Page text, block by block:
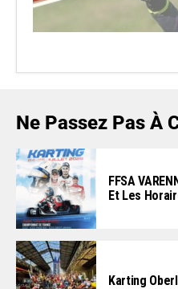
Ne Passez Pas À
FFSA
Et Les
Karting